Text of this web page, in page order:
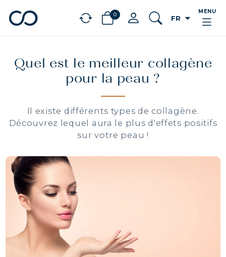
chevron_leftBÉNÉFICES
0 FR arrow_drop_down
MENU
Quel est le meilleur collagène
pour la peau ?
Il existe différents types de collagène.
Découvrez lequel aura le plus d'effets positifs
sur votre peau !